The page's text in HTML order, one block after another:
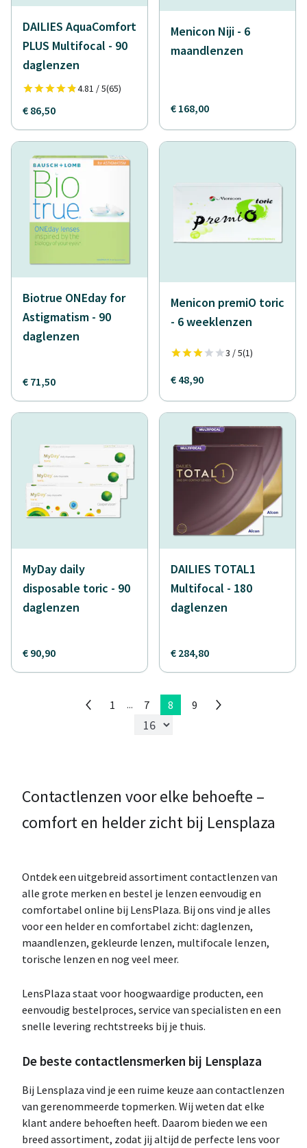
DAILIES AquaComfort
PLUS Multifocal - 90
daglenzen
4.81 / 5(65)
€ 86,50
Menicon Niji - 6
maandlenzen
€ 168,00
Biotrue ONEday for
Astigmatism - 90
daglenzen
€ 71,50
Menicon premiO toric
- 6 weeklenzen
3 / 5(1)
€ 48,90
MyDay daily
disposable toric - 90
daglenzen
€ 90,90
DAILIES TOTAL1
Multifocal - 180
daglenzen
€ 284,80
1 ... 7 8 9
Contactlenzen voor elke behoefte –
comfort en helder zicht bij Lensplaza
Ontdek een uitgebreid assortiment contactlenzen van
alle grote merken en bestel je lenzen eenvoudig en
comfortabel online bij LensPlaza. Bij ons vind je alles
voor een helder en comfortabel zicht: daglenzen,
maandlenzen, gekleurde lenzen, multifocale lenzen,
torische lenzen en nog veel meer.
LensPlaza staat voor hoogwaardige producten, een
eenvoudig bestelproces, service van specialisten en een
snelle levering rechtstreeks bij je thuis.
De beste contactlensmerken bij Lensplaza
Bij Lensplaza vind je een ruime keuze aan contactlenzen
van gerenommeerde topmerken. Wij weten dat elke
klant andere behoeften heeft. Daarom bieden we een
breed assortiment, zodat jij altijd de perfecte lens voor